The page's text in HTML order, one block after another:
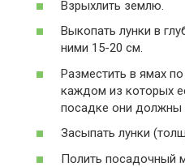
Взрыхлить землю.
Выкопать лунки в
ними 15-20 см.
Разместить в ямах
каждом из которых
посадке они должны
Засыпать лунки
Полить посадочный